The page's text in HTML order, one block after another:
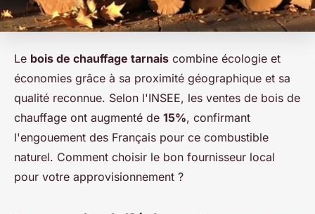
Le bois de chauffage tarnais combine écologie et
économies grâce à sa proximité géographique et sa
qualité reconnue. Selon l'INSEE, les ventes de bois de
chauffage ont augmenté de 15%, confirmant
l'engouement des Français pour ce combustible
naturel. Comment choisir le bon fournisseur local
pour votre approvisionnement ?